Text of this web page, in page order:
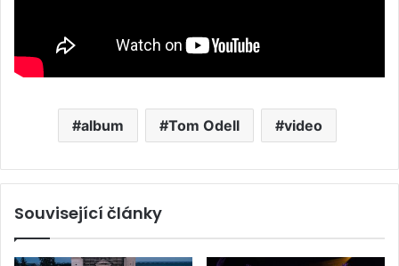
album Tom Odell video
Související články